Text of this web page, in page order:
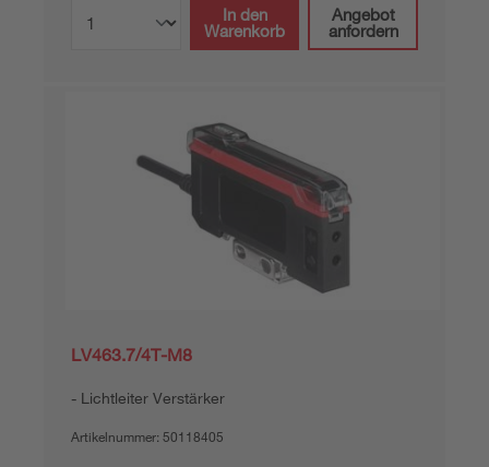
In den
Warenkorb
Angebot
anfordern
LV463.7/4T-M8
Lichtleiter Verstärker
Artikelnummer: 50118405